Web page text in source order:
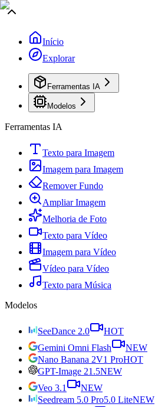
Início
Explorar
Ferramentas IA
Modelos
Ferramentas IA
Texto para Imagem
Imagem para Imagem
Remover Fundo
Ampliar Imagem
Melhoria de Foto
Texto para Vídeo
Imagem para Vídeo
Vídeo para Vídeo
Texto para Música
Modelos
SeeDance 2.0
HOT
Gemini Omni Flash
NEW
Nano Banana 2V1 ProHOT
GPT-Image 21.5NEW
Veo 3.1
NEW
Seedream 5.0 Pro5.0 LiteNEW